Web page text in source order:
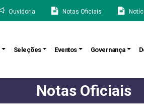
Ouvidoria Notas Oficiais
Seleções Eventos Governança
Notas Oficiais